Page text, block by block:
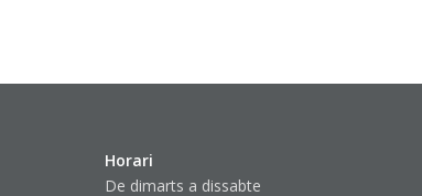
Horari
De dimarts a dissabte